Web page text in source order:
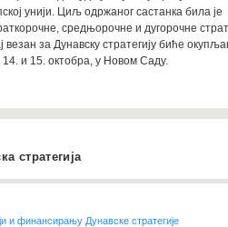
унији. Циљ одржаног састанка била је
средњорочне и дугорочне
везан за Дунавску стратегију биће
и 15. октобра, у Новом Саду.
стратегија
и финансирању Дунавске стратегије